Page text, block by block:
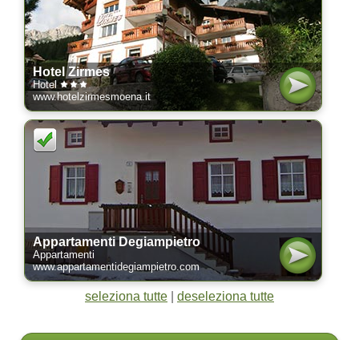
Moena
Hotel Zirmes
Hotel
www.hotelzirmesmoena.it
Appartamenti Degiampietro
Appartamenti
www.appartamentidegiampietro.com
seleziona tutte deseleziona tutte